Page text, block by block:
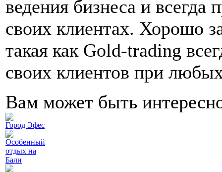
ведения бизнеса и всегда
своих клиентах. Хорошо
такая как Gold-trading
своих клиентов при
Вам может быть
Город Эфес
Особенный
отдых на
Бали